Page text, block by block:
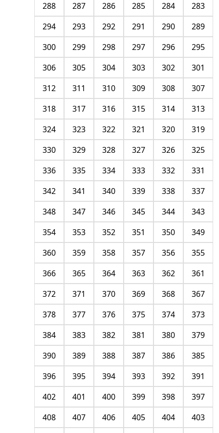
283
284
285
286
287
288
289
290
291
292
293
294
295
296
297
298
299
300
301
302
303
304
305
306
307
308
309
310
311
312
313
314
315
316
317
318
319
320
321
322
323
324
325
326
327
328
329
330
331
332
333
334
335
336
337
338
339
340
341
342
343
344
345
346
347
348
349
350
351
352
353
354
355
356
357
358
359
360
361
362
363
364
365
366
367
368
369
370
371
372
373
374
375
376
377
378
379
380
381
382
383
384
385
386
387
388
389
390
391
392
393
394
395
396
397
398
399
400
401
402
403
404
405
406
407
408